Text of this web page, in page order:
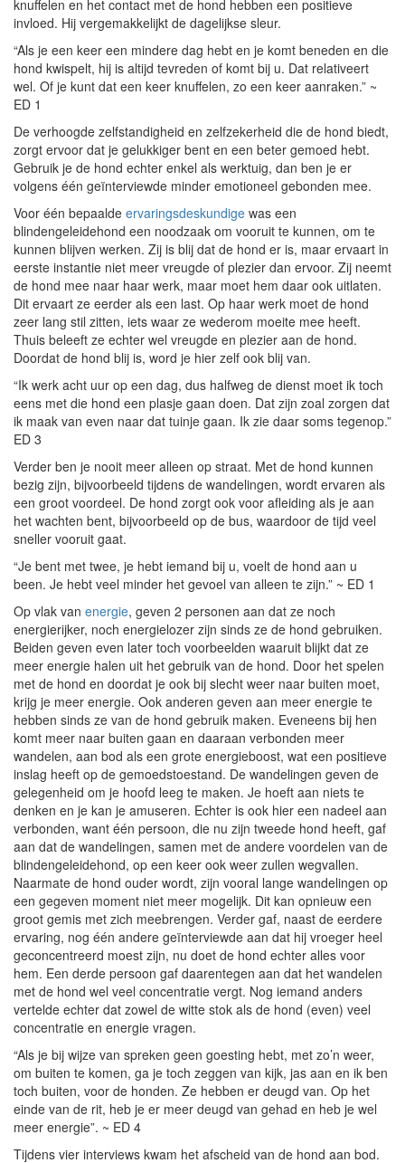
knuffelen en het contact met de hond hebben een positieve
invloed. Hij vergemakkelijkt de dagelijkse sleur.
“Als je een keer een mindere dag hebt en je komt beneden en die
hond kwispelt, hij is altijd tevreden of komt bij u. Dat relativeert
wel. Of je kunt dat een keer knuffelen, zo een keer aanraken.” ~
ED 1
De verhoogde zelfstandigheid en zelfzekerheid die de hond biedt,
zorgt ervoor dat je gelukkiger bent en een beter gemoed hebt.
Gebruik je de hond echter enkel als werktuig, dan ben je er
volgens één geïnterviewde minder emotioneel gebonden mee.
Voor één bepaalde ervaringsdeskundige was een
blindengeleidehond een noodzaak om vooruit te kunnen, om te
kunnen blijven werken. Zij is blij dat de hond er is, maar ervaart in
eerste instantie niet meer vreugde of plezier dan ervoor. Zij neemt
de hond mee naar haar werk, maar moet hem daar ook uitlaten.
Dit ervaart ze eerder als een last. Op haar werk moet de hond
zeer lang stil zitten, iets waar ze wederom moeite mee heeft.
Thuis beleeft ze echter wel vreugde en plezier aan de hond.
Doordat de hond blij is, word je hier zelf ook blij van.
“Ik werk acht uur op een dag, dus halfweg de dienst moet ik toch
eens met die hond een plasje gaan doen. Dat zijn zoal zorgen dat
ik maak van even naar dat tuinje gaan. Ik zie daar soms tegenop.”
ED 3
Verder ben je nooit meer alleen op straat. Met de hond kunnen
bezig zijn, bijvoorbeeld tijdens de wandelingen, wordt ervaren als
een groot voordeel. De hond zorgt ook voor afleiding als je aan
het wachten bent, bijvoorbeeld op de bus, waardoor de tijd veel
sneller vooruit gaat.
“Je bent met twee, je hebt iemand bij u, voelt de hond aan u
been. Je hebt veel minder het gevoel van alleen te zijn.” ~ ED 1
Op vlak van energie, geven 2 personen aan dat ze noch
energierijker, noch energielozer zijn sinds ze de hond gebruiken.
Beiden geven even later toch voorbeelden waaruit blijkt dat ze
meer energie halen uit het gebruik van de hond. Door het spelen
met de hond en doordat je ook bij slecht weer naar buiten moet,
krijg je meer energie. Ook anderen geven aan meer energie te
hebben sinds ze van de hond gebruik maken. Eveneens bij hen
komt meer naar buiten gaan en daaraan verbonden meer
wandelen, aan bod als een grote energieboost, wat een positieve
inslag heeft op de gemoedstoestand. De wandelingen geven de
gelegenheid om je hoofd leeg te maken. Je hoeft aan niets te
denken en je kan je amuseren. Echter is ook hier een nadeel aan
verbonden, want één persoon, die nu zijn tweede hond heeft, gaf
aan dat de wandelingen, samen met de andere voordelen van de
blindengeleidehond, op een keer ook weer zullen wegvallen.
Naarmate de hond ouder wordt, zijn vooral lange wandelingen op
een gegeven moment niet meer mogelijk. Dit kan opnieuw een
groot gemis met zich meebrengen. Verder gaf, naast de eerdere
ervaring, nog één andere geïnterviewde aan dat hij vroeger heel
geconcentreerd moest zijn, nu doet de hond echter alles voor
hem. Een derde persoon gaf daarentegen aan dat het wandelen
met de hond wel veel concentratie vergt. Nog iemand anders
vertelde echter dat zowel de witte stok als de hond (even) veel
concentratie en energie vragen.
“Als je bij wijze van spreken geen goesting hebt, met zo’n weer,
om buiten te komen, ga je toch zeggen van kijk, jas aan en ik ben
toch buiten, voor de honden. Ze hebben er deugd van. Op het
einde van de rit, heb je er meer deugd van gehad en heb je wel
meer energie”. ~ ED 4
Tijdens vier interviews kwam het afscheid van de hond aan bod.